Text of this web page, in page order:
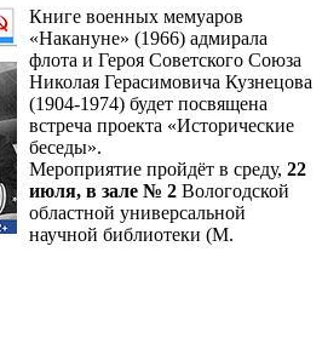
Книге военных мемуаров
«Накануне» (1966) адмирала
флота и Героя Советского Союза
Николая Герасимовича Кузнецова
(1904-1974) будет посвящена
встреча проекта «Исторические
беседы».
Мероприятие пройдёт в среду, 22
июля, в зале № 2 Вологодской
областной универсальной
научной библиотеки (М.